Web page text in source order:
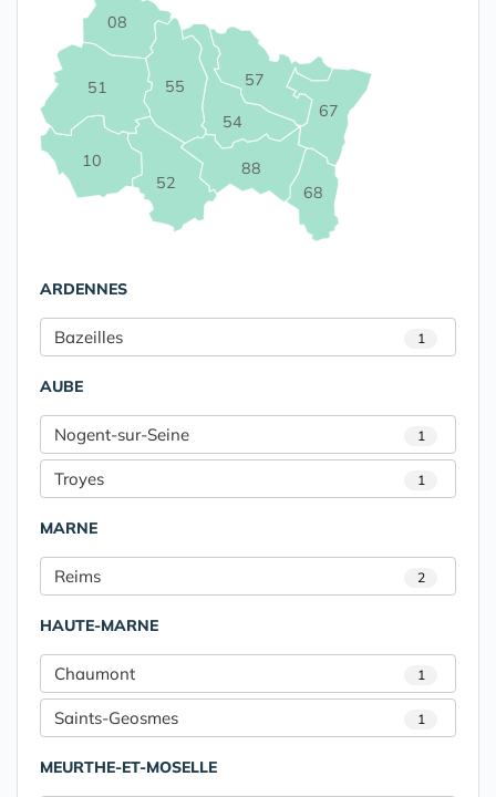
08
10
51
52
54
55 57
67
68
88
ARDENNES
Bazeilles 1
AUBE
Nogent-sur-Seine 1
Troyes 1
MARNE
Reims 2
HAUTE-MARNE
Chaumont 1
Saints-Geosmes 1
MEURTHE-ET-MOSELLE